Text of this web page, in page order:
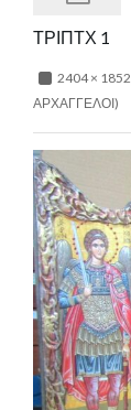
ΤΡΙΠΤΧ 1
2404 × 1852
ΑΡΧΑΓΓΕΛΟΙ)